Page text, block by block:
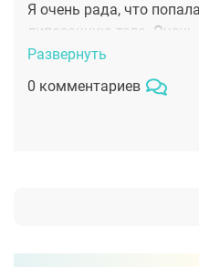
Я очень рада, что
липосакцию тела. Очень
внимательный, знает
именно с большой
говорить об
дополнительно
Развернуть
0 комментариев